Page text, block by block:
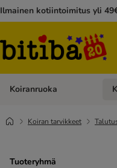
Ilmainen kotiintoimitus yli
Koiranruoka
Koiran tarvikkeet
Tuoteryhmä